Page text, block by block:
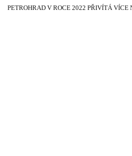
PETROHRAD V ROCE 2022 PŘIVÍTÁ